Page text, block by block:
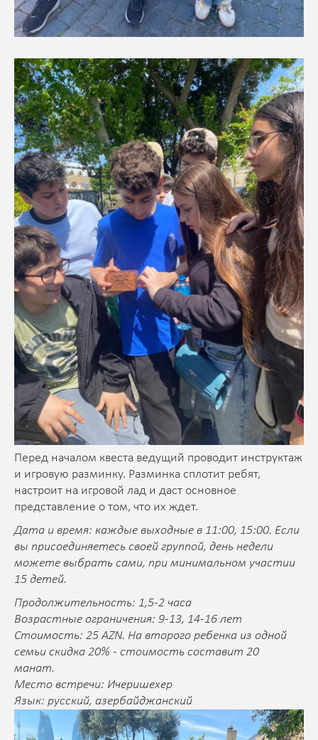
Перед началом квеста ведущий проводит инструктаж
и игровую разминку. Разминка сплотит ребят,
настроит на игровой лад и даст основное
представление о том, что их ждет.
Дата и время: каждые выходные в 11:00, 15:00. Если
вы присоединяетесь своей группой, день недели
можете выбрать сами, при минимальном участии
15 детей.
Продолжительность: 1,5-2 часа
Возрастные ограничения: 9-13, 14-16 лет
Стоимость: 25 AZN. На второго ребенка из одной
семьи скидка 20% - стоимость составит 20
манат.
Место встречи: Ичеришехер
Язык: русский, азербайджанский